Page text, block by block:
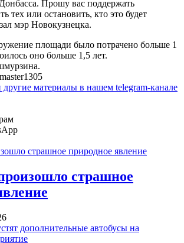
Прошу вас поддержать
тех или остановить, кто это будет
мэр Новокузнецка.
площади было потрачено больше 1
оно больше 1,5 лет.
материалы в нашем telegram-канале
страшное